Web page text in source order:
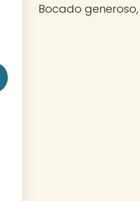
Bocado